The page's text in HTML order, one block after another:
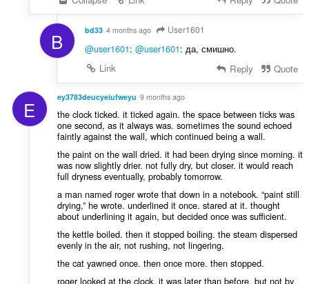
B bd33 4 months ago User1601
@user1601: @user1601: да, смишно.
Link
Reply Quote
E ey3783deucyeiufweyu 9 months ago
the clock ticked. it ticked again. the space between ticks was
one second, as it always was. sometimes the sound echoed
faintly against the wall, which continued being a wall.
the paint on the wall dried. it had been drying since morning. it
was now slightly drier. not fully dry, but closer. it would reach
full dryness eventually, probably tomorrow.
a man named roger wrote that down in a notebook. “paint still
drying,” he wrote. underlined it once. stared at it. thought
about underlining it again, but decided once was sufficient.
the kettle boiled. then it stopped boiling. the steam dispersed
evenly in the air, not rushing, not lingering.
the cat yawned once. then once more. then stopped.
roger looked at the clock. it was later than before, but not by